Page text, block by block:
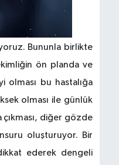
Bununla birlikte
ön planda ve
bu hastalığa
olması ile günlük
diğer gözde
oluşturuyor. Bir
ederek dengeli